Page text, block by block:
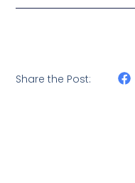
Share the Post: